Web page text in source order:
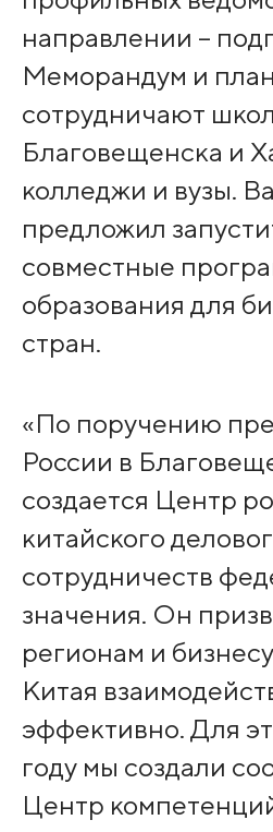
направлении –
Меморандум и
сотрудничают
Благовещенска и
колледжи и вузы.
предложил
совместные
образования для
стран.
«По поручению
России в
создается Центр
китайского
сотрудничеств
значения. Он
регионам и
Китая
эффективно. Для
году мы создали
Центр